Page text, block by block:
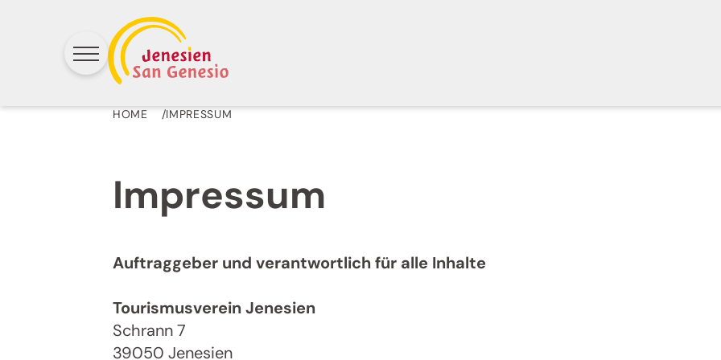
HOME IMPRESSUM
Impressum
Auftraggeber und verantwortlich für alle Inhalte
Tourismusverein Jenesien
Schrann 7
39050 Jenesien